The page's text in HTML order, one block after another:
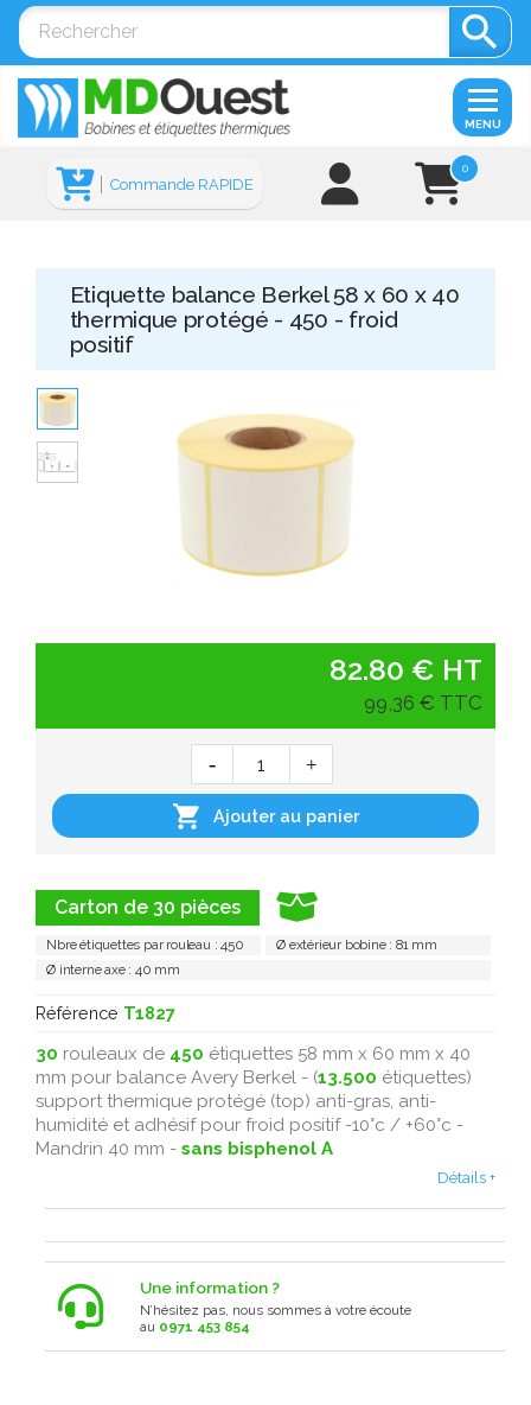

0
Commande RAPIDE
MENU
Etiquette balance Berkel 58 x 60 x 40
thermique protégé - 450 - froid
positif
Carton de 30 pièces
Nbre étiquettes par rouleau : 450
Ø extérieur bobine : 81 mm
Ø interne axe : 40 mm
Référence T1827
30 rouleaux de 450 étiquettes 58 mm x 60 mm x 40
mm pour balance Avery Berkel - (13.500 étiquettes)
support thermique protégé (top) anti-gras, anti-
humidité et adhésif pour froid positif -10°c / +60°c -
Mandrin 40 mm - sans bisphenol A
Détails +
Une information ?
N’hésitez pas, nous sommes à votre écoute
au 0971 453 854
82.80 € HT
99,36 € TTC
 Ajouter au panier